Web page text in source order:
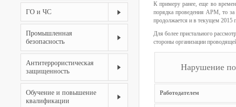
ГО и ЧС
Промышленная
безопасность
Антитеррористическая
защищенность
Обучение и повышение
квалификации
К примеру ранее, еще во
порядка проведения АРМ, то
продолжается и в текущем 2015
Для более пристального
стороны организации
Нарушение
Работодателем